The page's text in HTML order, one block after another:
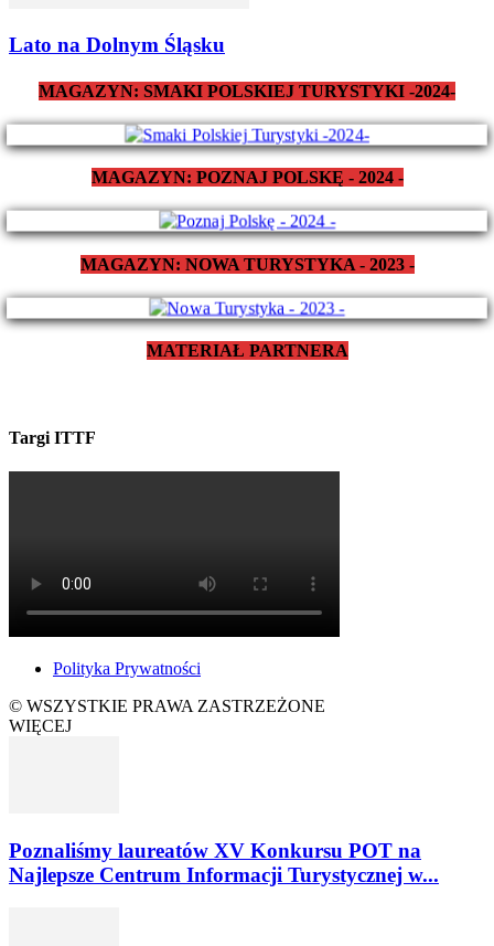
Lato na Dolnym Śląsku
MAGAZYN: SMAKI POLSKIEJ TURYSTYKI -2024-
MAGAZYN: POZNAJ POLSKĘ - 2024 -
MAGAZYN: NOWA TURYSTYKA - 2023 -
MATERIAŁ PARTNERA
Targi ITTF
Polityka Prywatności
© WSZYSTKIE PRAWA ZASTRZEŻONE
WIĘCEJ
Poznaliśmy laureatów XV Konkursu POT na
Najlepsze Centrum Informacji Turystycznej w...